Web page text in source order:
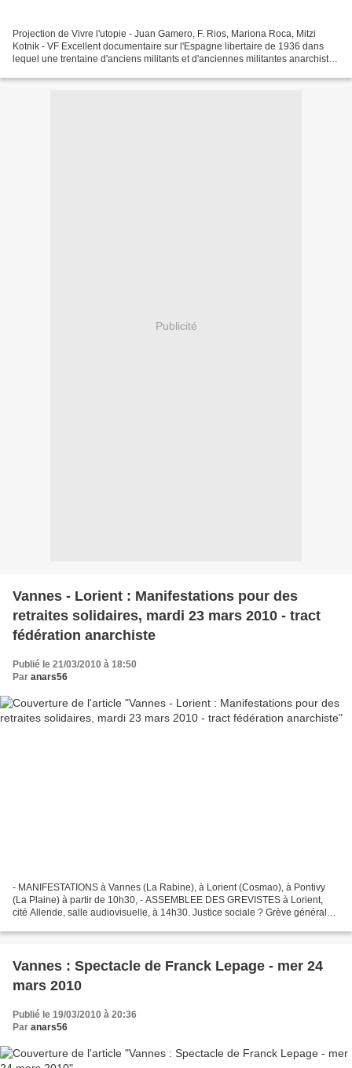
Projection de Vivre l'utopie - Juan Gamero, F. Rios, Mariona Roca, Mitzi
Kotnik - VF Excellent documentaire sur l'Espagne libertaire de 1936 dans
lequel une trentaine d'anciens militants et d'anciennes militantes anarchistes
Publicité
Vannes - Lorient : Manifestations pour des
retraites solidaires, mardi 23 mars 2010 - tract
fédération anarchiste
Publié le 21/03/2010 à 18:50
Par anars56
- MANIFESTATIONS à Vannes (La Rabine), à Lorient (Cosmao), à Pontivy
(La Plaine) à partir de 10h30, - ASSEMBLEE DES GREVISTES à Lorient,
cité Allende, salle audiovisuelle, à 14h30. Justice sociale ? Grève générale !
Vannes : Spectacle de Franck Lepage - mer 24
mars 2010
Publié le 19/03/2010 à 20:36
Par anars56